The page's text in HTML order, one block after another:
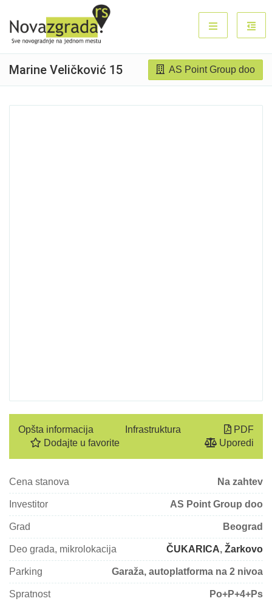
Marine Veličković 15 AS Point Group doo
Opšta informacija Infrastruktura
PDF
Dodajte u favorite
Uporedi
Cena stanova Na zahtev
Investitor AS Point Group doo
Grad Beograd
Deo grada, mikrolokacija ČUKARICA, Žarkovo
Parking Garaža, autoplatforma na 2 nivoa
Spratnost Po+P+4+Ps